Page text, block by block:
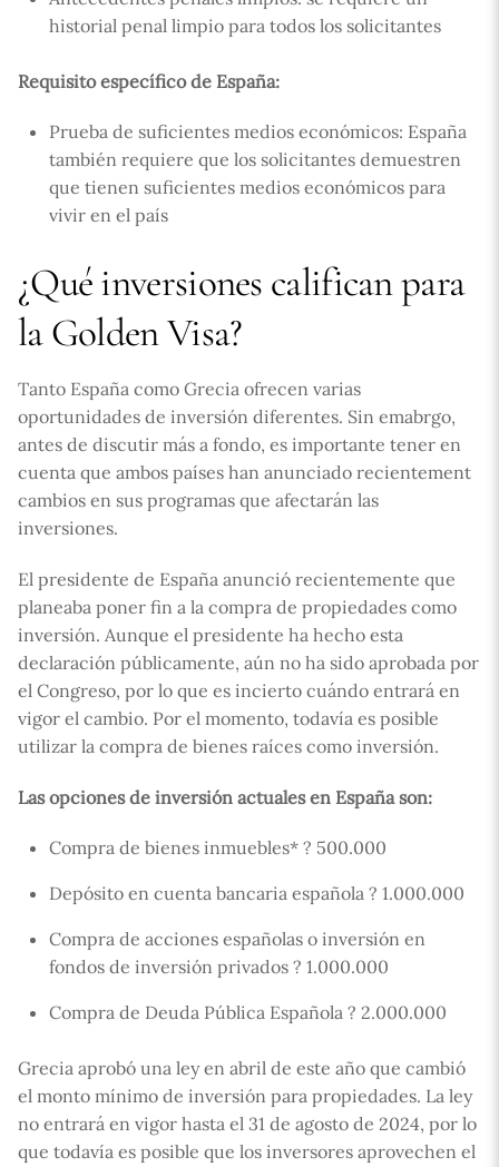
historial penal limpio para todos los solicitantes
Requisito específico de España:
Prueba de suficientes medios económicos: España
también requiere que los solicitantes demuestren
que tienen suficientes medios económicos para
vivir en el país
¿Qué inversiones califican para
la Golden Visa?
Tanto España como Grecia ofrecen varias
oportunidades de inversión diferentes. Sin emabrgo,
antes de discutir más a fondo, es importante tener en
cuenta que ambos países han anunciado recientement
cambios en sus programas que afectarán las
inversiones.
El presidente de España anunció recientemente que
planeaba poner fin a la compra de propiedades como
inversión. Aunque el presidente ha hecho esta
declaración públicamente, aún no ha sido aprobada por
el Congreso, por lo que es incierto cuándo entrará en
vigor el cambio. Por el momento, todavía es posible
utilizar la compra de bienes raíces como inversión.
Las opciones de inversión actuales en España son:
Compra de bienes inmuebles* ? 500.000
Depósito en cuenta bancaria española ? 1.000.000
Compra de acciones españolas o inversión en
fondos de inversión privados ? 1.000.000
Compra de Deuda Pública Española ? 2.000.000
Grecia aprobó una ley en abril de este año que cambió
el monto mínimo de inversión para propiedades. La ley
no entrará en vigor hasta el 31 de agosto de 2024, por lo
que todavía es posible que los inversores aprovechen el